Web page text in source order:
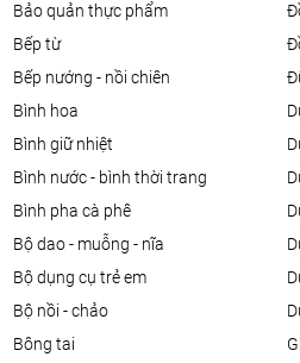
bảo quản thực phẩm
bếp từ
bếp nướng - nồi chiên
bình hoa
bình giữ nhiệt
bình nước - bình thời trang
bình pha cà phê
bộ dao - muỗng - nĩa
bộ dụng cụ trẻ em
bộ nồi - chảo
bông tai